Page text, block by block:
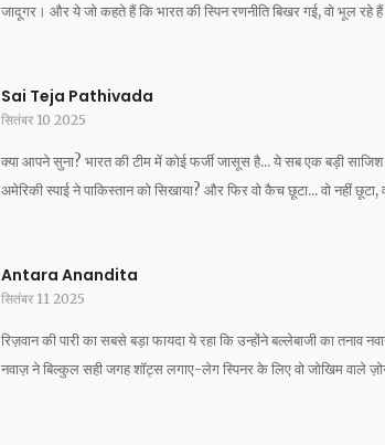
जादूगर। और ये जो कहते हैं कि भारत की स्पिन रणनीति बिखर गई, वो भूल
Sai Teja Pathivada
सितंबर 10 2025
क्या आपने सुना? भारत की टीम में कोई फर्जी जासूस है... ये सब एक बड़ी
अमेरिकी स्पाई ने पाकिस्तान को सिखाया? और फिर वो कैच छूटा... वो नहीं
Antara Anandita
सितंबर 11 2025
रिज़वान की पारी का सबसे बड़ा फायदा ये रहा कि उन्होंने बल्लेबाजी का
नवाज़ ने बिल्कुल सही जगह शॉट्स लगाए-लेग स्पिनर के लिए वो जोखिम वाले